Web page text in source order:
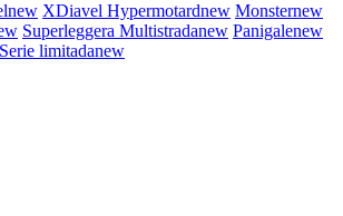
new XDiavel Hypermotardnew Monsternew
Superleggera Multistradanew Panigalenew
Serie limitadanew